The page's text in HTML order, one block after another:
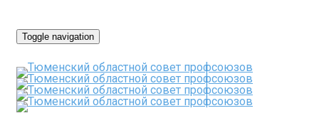
Toggle navigation